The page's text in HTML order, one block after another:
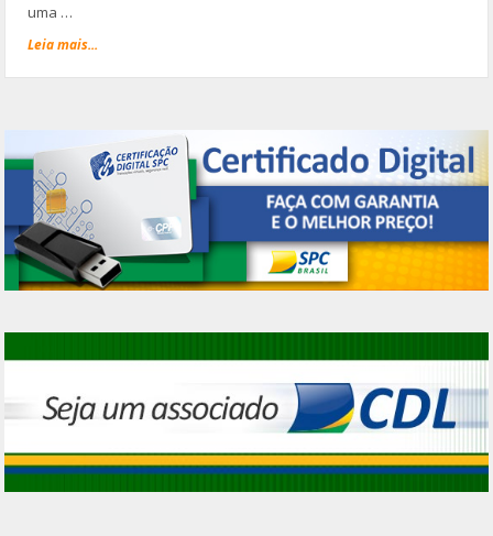
uma …
Leia mais...